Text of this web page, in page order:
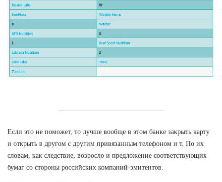
Если это не поможет, то лучше вообще в этом банке закрыть карту
и открыть в другом с другим привязанным телефоном и т. По их
словам, как следствие, возросло и предложение соответствующих
бумаг со стороны российских компаний-эмитентов.